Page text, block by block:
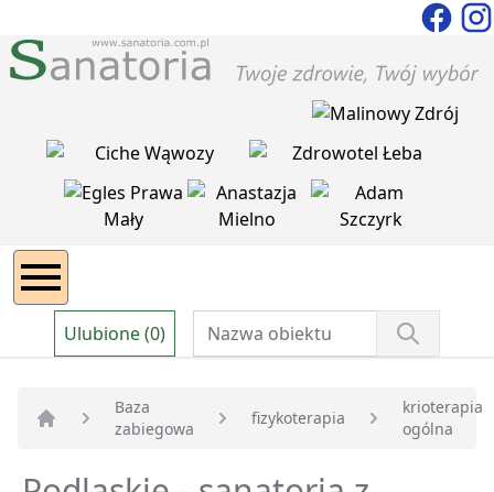
Ulubione (0)
Strona główna
Baza
zabiegowa
fizykoterapia
krioterapia
ogólna